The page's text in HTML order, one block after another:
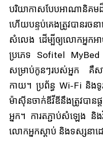
បរិយាកាសបែបអាណានិគ
ហើយបន្ទប់គេងត្រូវបានរចន
សំលេង ដើម្បីឲ្យលោកអ្នកអ
ប្រភេទ Sofitel
សម្រាប់កូនៗរបស់អ្នក គឺស
កាយ។ ប្រព័ន្ធ Wi-Fi និ
ម៉ាស៊ីនចាក់ឌីវីឌីនឹងត្រូវបាន
អ្នក។ ការតភ្ជាប់សំឡេង និ
លោកអ្នកស្តាប់ និងទស្សនា